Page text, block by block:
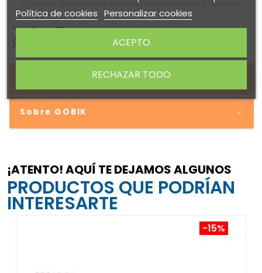
o lavado, el cual no se considerará como tara o defecto
de tejido.
DETALLES DEL PRODUCTO
Sobre GOBIK
¡ATENTO! AQUÍ TE DEJAMOS ALGUNOS
PRODUCTOS QUE PODRÍAN
INTERESARTE
-15%
Política de cookies Personalizar cookies
RECHAZAR TODO
ACEPTO